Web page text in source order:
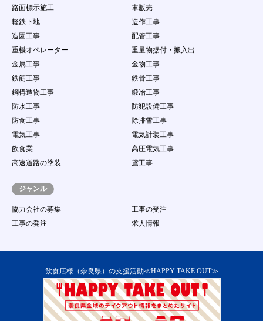
する行為
（１２）
会員情報・案件情報などを悪意ある行為をす
（１３）
当社が、本サービスの運営を妨げるおそれが
あると判断する量のデータ転送、サーバに負
担をかける行為（不正な連続アクセス、ウィ
ルス、ワーム、その他の有害プログラムをサ
ーバーに送信し、または第三者に送信する行
為など）
（１４）
他の会員又は第三者の財産権、プライバシー
権、人格権等を侵害する行為、またはそのお
（１５）
実際に依頼する意思がないのに、企業に対し
（１６）虚偽の情報をサイトに登録、提供し、求人に
（１７）著作権、商標権、プライバシー権、氏名権、
肖像権等の他人の権利を侵害する、またはそ
のおそれのある行為
（１８）その他事務局が不適切であると判断する行為
ビスの提供を一時的に中断することがあります。
本サービス用設備の保守又は工事のため、やむ
を得ない場合
本サービス用設備に障害が発生し、やむを得な
い場合
路面標示施工
車販売
軽鉄下地
造作工事
造園工事
配管工事
重機オペレーター
重量物据付・搬入出
金属工事
金物工事
鉄筋工事
鉄骨工事
鋼構造物工事
鍛冶工事
防水工事
防犯設備工事
防食工事
除排雪工事
電気工事
電気計装工事
飲食業
高圧電気工事
高速道路の塗装
鳶工事
ジャンル
協力会社の募集
工事の受注
工事の発注
求人情報
飲食店様（奈良県）の支援活動≪HAPPY TAKE OUT≫